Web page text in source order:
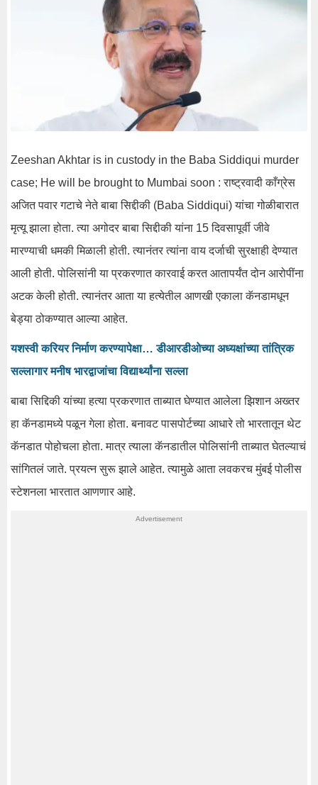
Zeeshan Akhtar is in custody in the Baba Siddiqui murder
case; He will be brought to Mumbai soon : राष्ट्रवादी काँग्रेस
अजित पवार गटाचे नेते बाबा सिद्दीकी (Baba Siddiqui) यांचा गोळीबारात
मृत्यू झाला होता. त्या अगोदर बाबा सिद्दीकी यांना 15 दिवसापूर्वी जीवे
मारण्याची धमकी मिळाली होती. त्यानंतर त्यांना वाय दर्जाची सुरक्षाही देण्यात
आली होती. पोलिसांनी या प्रकरणात कारवाई करत आतापर्यंत दोन आरोपींना
अटक केली होती. त्यानंतर आता या हत्येतील आणखी एकाला कॅनडामधून
बेड्या ठोकण्यात आल्या आहेत.
यशस्वी करियर निर्माण करण्यापेक्षा… डीआरडीओच्या अध्यक्षांच्या तांत्रिक
सल्लागार मनीष भारद्वाजांचा विद्यार्थ्यांना सल्ला
बाबा सिद्दिकी यांच्या हत्या प्रकरणात ताब्यात घेण्यात आलेला झिशान अख्तर
हा कॅनडामध्ये पळून गेला होता. बनावट पासपोर्टच्या आधारे तो भारतातून थेट
कॅनडात पोहोचला होता. मात्र त्याला कॅनडातील पोलिसांनी ताब्यात घेतल्याचं
सांगितलं जाते. प्रयत्न सुरू झाले आहेत. त्यामुळे आता लवकरच मुंबई पोलीस
स्टेशनला भारतात आणणार आहे.